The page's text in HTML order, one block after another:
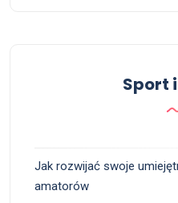
Sport
Jak rozwijać swoje
amatorów